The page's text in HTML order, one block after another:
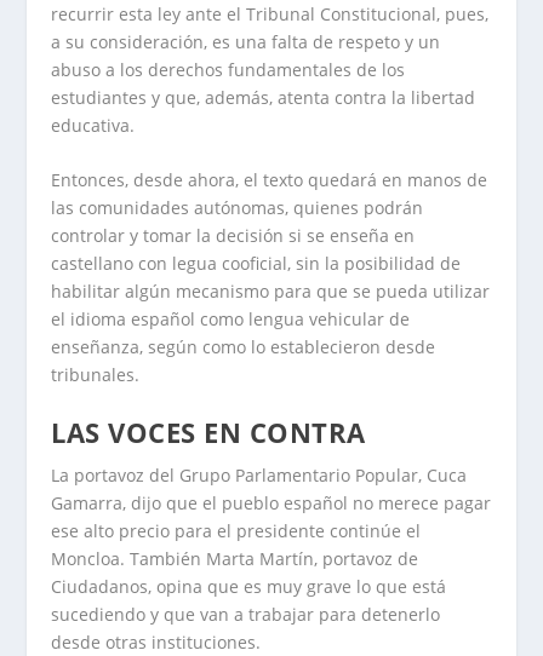
recurrir esta ley ante el Tribunal Constitucional, pues,
a su consideración, es una falta de respeto y un
abuso a los derechos fundamentales de los
estudiantes y que, además, atenta contra la libertad
educativa.
Entonces, desde ahora, el texto quedará en manos de
las comunidades autónomas, quienes podrán
controlar y tomar la decisión si se enseña en
castellano con legua cooficial, sin la posibilidad de
habilitar algún mecanismo para que se pueda utilizar
el idioma español como lengua vehicular de
enseñanza, según como lo establecieron desde
tribunales.
LAS VOCES EN CONTRA
La portavoz del Grupo Parlamentario Popular, Cuca
Gamarra, dijo que el pueblo español no merece pagar
ese alto precio para el presidente continúe el
Moncloa. También Marta Martín, portavoz de
Ciudadanos, opina que es muy grave lo que está
sucediendo y que van a trabajar para detenerlo
desde otras instituciones.